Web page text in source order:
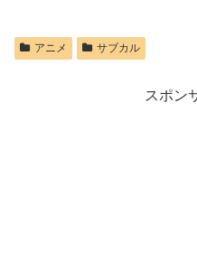
アニメ サブカル
スポン